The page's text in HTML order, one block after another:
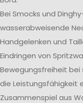
Bei Smocks und
wasserabweisende
Handgelenken und
Eindringen von
Bewegungsfreiheit bei
die Leistungsfähigkeit
Zusammenspiel aus